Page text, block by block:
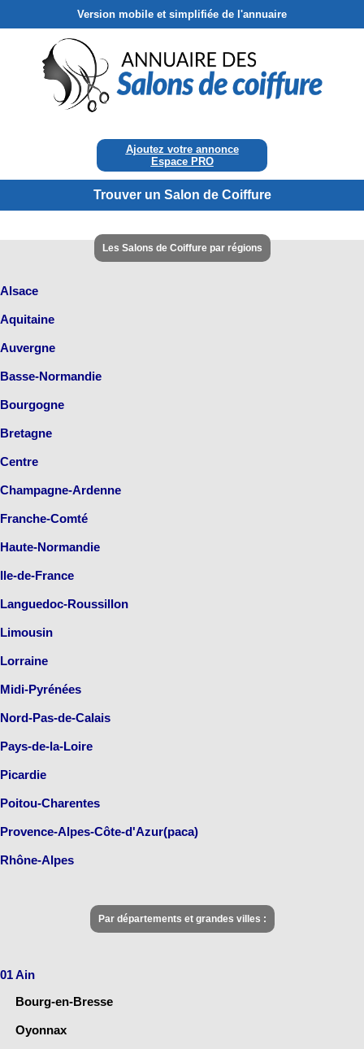
Version mobile et simplifiée de l'annuaire
Ajoutez votre annonce
Espace PRO
Trouver un Salon de Coiffure
Les Salons de Coiffure par régions
Alsace
Aquitaine
Auvergne
Basse-Normandie
Bourgogne
Bretagne
Centre
Champagne-Ardenne
Franche-Comté
Haute-Normandie
Ile-de-France
Languedoc-Roussillon
Limousin
Lorraine
Midi-Pyrénées
Nord-Pas-de-Calais
Pays-de-la-Loire
Picardie
Poitou-Charentes
Provence-Alpes-Côte-d'Azur(paca)
Rhône-Alpes
Par départements et grandes villes :
01 Ain
Bourg-en-Bresse
Oyonnax